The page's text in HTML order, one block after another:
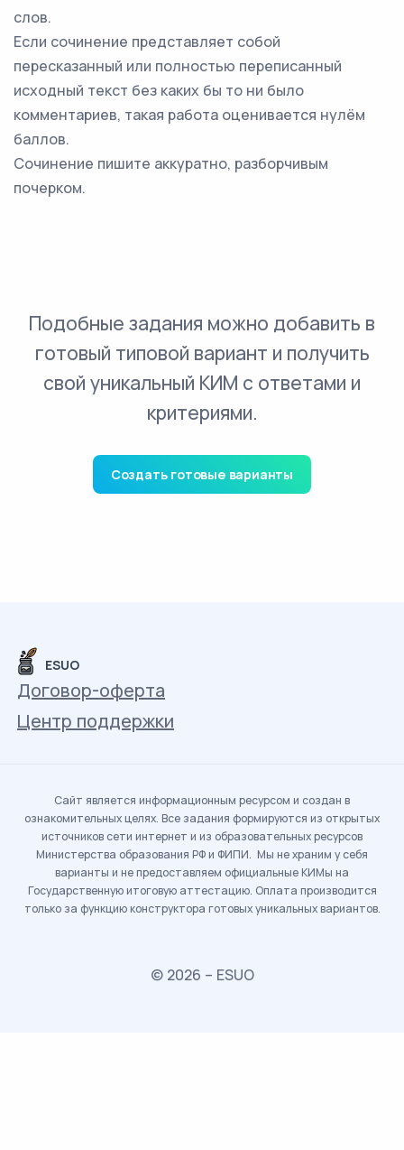
слов.
Если сочинение представляет собой
пересказанный или полностью переписанный
исходный текст без каких бы то ни было
комментариев, такая работа оценивается нулём
баллов.
Сочинение пишите аккуратно, разборчивым
почерком.
Подобные задания можно добавить в
готовый типовой вариант и получить
свой уникальный КИМ с ответами и
критериями.
Создать готовые варианты
ESUO
Договор-оферта
Центр поддержки
Сайт является информационным ресурсом и создан в
ознакомительных целях. Все задания формируются из открытых
источников сети интернет и из образовательных ресурсов
Министерства образования РФ и ФИПИ. Мы не храним у себя
варианты и не предоставляем официальные КИМы на
Государственную итоговую аттестацию. Оплата производится
только за функцию конструктора готовых уникальных вариантов.
© 2026 – ESUO